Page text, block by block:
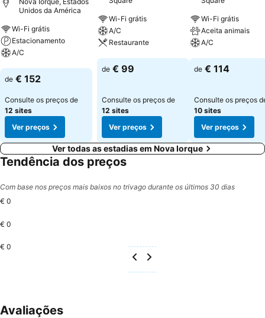
Unidos da América
Wi-Fi grátis
Estacionamento
A/C
Ver preços
de € 152
Consulte os preços de
12 sites
Ver preços
Wi-Fi grátis
A/C
Restaurante
Ver preços
de € 99
Consulte os preços de
12 sites
Ver preços
Wi-Fi grátis
Aceita animais
A/C
Ver preços
de € 114
Consulte os preços
10 sites
Ver preços
Ver todas as estadias em Nova Iorque
Tendência dos preços
Com base nos preços mais baixos no trivago durante os últimos 30 dias
€ 0
€ 0
€ 0
Avaliações